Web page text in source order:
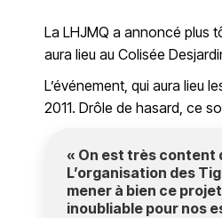
La LHJMQ a annoncé plus
aura lieu au Colisée
L’événement, qui aura lieu
2011. Drôle de hasard, ce
« On est très content
L’organisation des
mener à bien ce
inoubliable pour nos